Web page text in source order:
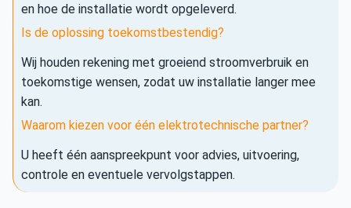
en hoe de installatie wordt opgeleverd.
Is de oplossing toekomstbestendig?
Wij houden rekening met groeiend stroomverbruik en
toekomstige wensen, zodat uw installatie langer mee
kan.
Waarom kiezen voor één elektrotechnische partner?
U heeft één aanspreekpunt voor advies, uitvoering,
controle en eventuele vervolgstappen.